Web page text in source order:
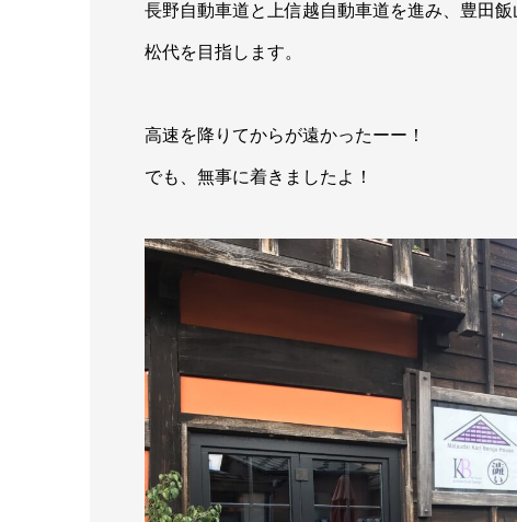
長野自動車道と上信越自動車道を進み、豊田
松代を目指します。
高速を降りてからが遠かったーー！
でも、無事に着きましたよ！